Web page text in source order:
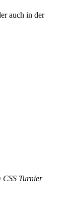
auch in der
CSS Turnier